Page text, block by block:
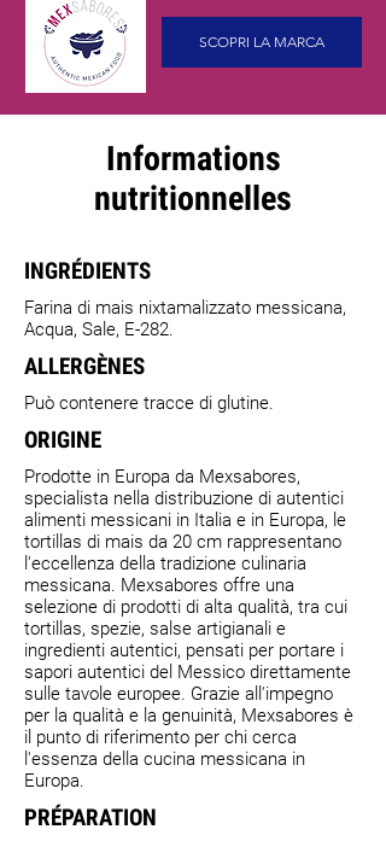
SCOPRI LA MARCA
Informations
nutritionnelles
INGRÉDIENTS
Farina di mais nixtamalizzato messicana,
Acqua, Sale, E-282.
ALLERGÈNES
Può contenere tracce di glutine.
ORIGINE
Prodotte in Europa da Mexsabores,
specialista nella distribuzione di autentici
alimenti messicani in Italia e in Europa, le
tortillas di mais da 20 cm rappresentano
l'eccellenza della tradizione culinaria
messicana. Mexsabores offre una
selezione di prodotti di alta qualità, tra cui
tortillas, spezie, salse artigianali e
ingredienti autentici, pensati per portare i
sapori autentici del Messico direttamente
sulle tavole europee. Grazie all'impegno
per la qualità e la genuinità, Mexsabores è
il punto di riferimento per chi cerca
l'essenza della cucina messicana in
Europa.
PRÉPARATION